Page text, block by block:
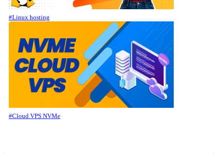
#Linux hosting
#Cloud VPS NVMe